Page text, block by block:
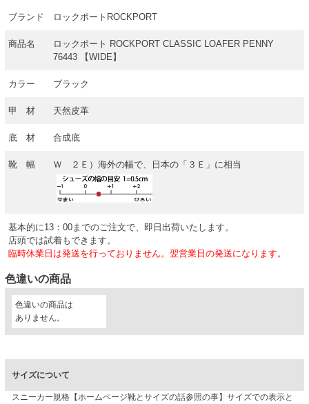
ブランド ロックポートROCKPORT
商品名
ロックポート ROCKPORT CLASSIC LOAFER PENNY
76443 【WIDE】
カラー ブラック
甲 材 天然皮革
底 材 合成底
靴 幅 Ｗ ２Ｅ）海外の幅で、日本の「３Ｅ」に相当
基本的に13：00までのご注文で、即日出荷いたします。
店頭では試着もできます。
臨時休業日は発送を行っておりません。翌営業日の発送になります。
色違いの商品
色違いの商品は
ありません。
サイズについて
スニーカー規格【ホームページ靴とサイズの話参照の事】サイズでの表示と